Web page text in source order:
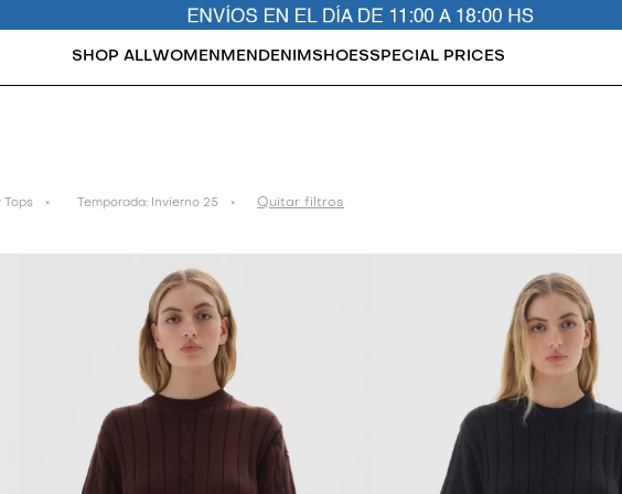
SHOP ALLWOMENMEN DENIMSHOESSPECIAL PRICES
Tops Temporada: Invierno 25 Quitar filtros